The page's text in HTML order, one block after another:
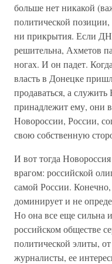
больше нет никакой
политической
ни прикрытия. Если
решительна, Ахметов
ногах. И он падет.
власть в Донецке
продаваться, а
принадлежит ему, они
Новороссии, России,
свою собственную
И вот тогда
врагом: российской
самой России.
доминирует и не
Но она все еще сильна
российском обществе
политической элиты,
журналисты, ее